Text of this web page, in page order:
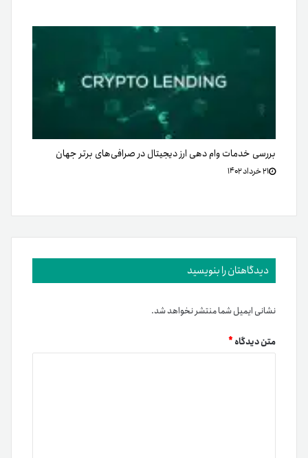
بررسی خدمات وام دهی ارز دیجیتال در صرافی‌های برتر جهان
۲۱ خرداد ۱۴۰۲
دیدگاهتان را بنویسید
نشانی ایمیل شما منتشر نخواهد شد.
متن دیدگاه*